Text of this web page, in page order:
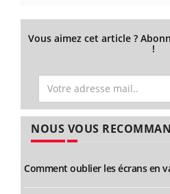
Vous aimez cet article ?
!
NOUS VOUS
Comment oublier les écrans en